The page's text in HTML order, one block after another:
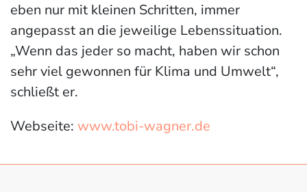
eben nur mit kleinen Schritten, immer
angepasst an die jeweilige Lebenssituation.
„Wenn das jeder so macht, haben wir schon
sehr viel gewonnen für Klima und Umwelt“,
schließt er.
Webseite: www.tobi-wagner.de